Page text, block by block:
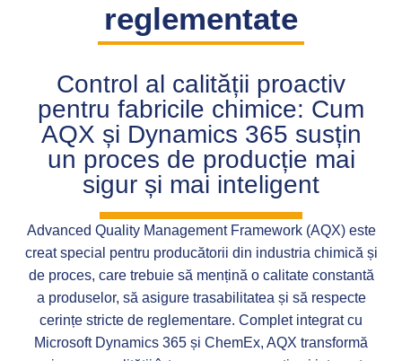
reglementate
Control al calității proactiv
pentru fabricile chimice: Cum
AQX și Dynamics 365 susțin
un proces de producție mai
sigur și mai inteligent
Advanced Quality Management Framework (AQX) este
creat special pentru producătorii din industria chimică și
de proces, care trebuie să mențină o calitate constantă
a produselor, să asigure trasabilitatea și să respecte
cerințe stricte de reglementare. Complet integrat cu
Microsoft Dynamics 365 și ChemEx, AQX transformă